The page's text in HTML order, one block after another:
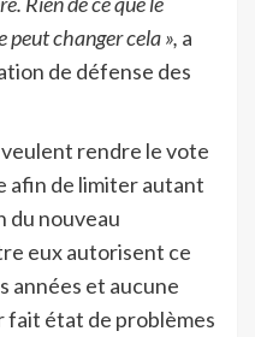
changer cela », a
de défense des
rendre le vote
afin de limiter autant
du nouveau
eux autorisent ce
années et aucune
fait état de problèmes